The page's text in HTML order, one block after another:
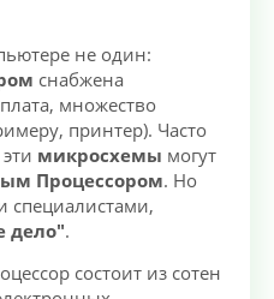
не один:
снабжена
плата, множество
принтер). Часто
микросхемы могут
Процессором. Но
специалистами,
дело".
состоит из сотен